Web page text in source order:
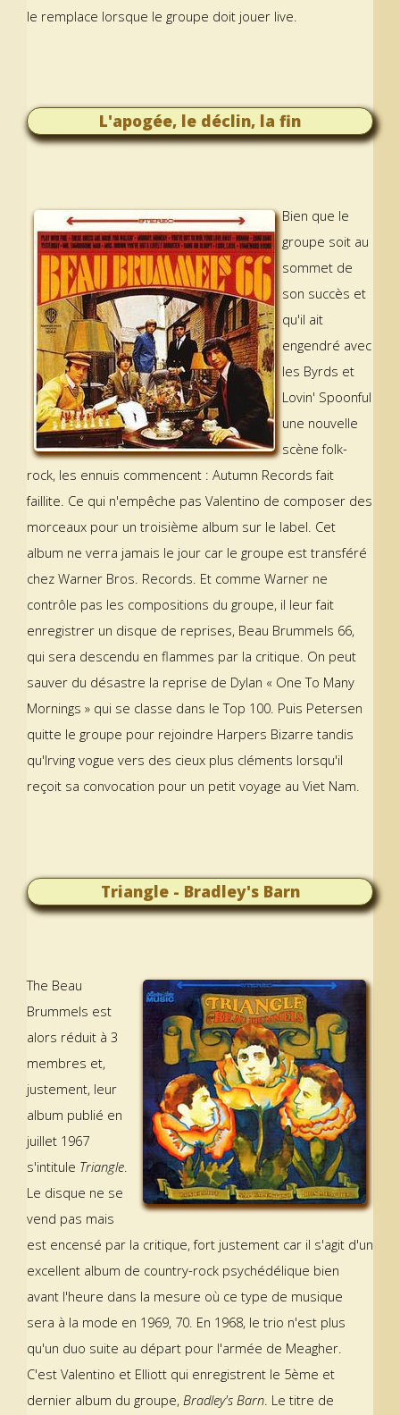
le remplace lorsque le groupe doit jouer live.
L'apogée, le déclin, la fin
Bien que le
groupe soit au
sommet de
son succès et
qu'il ait
engendré avec
les Byrds et
Lovin' Spoonful
une nouvelle
scène folk-
rock, les ennuis commencent : Autumn Records fait
faillite. Ce qui n'empêche pas Valentino de composer des
morceaux pour un troisième album sur le label. Cet
album ne verra jamais le jour car le groupe est transféré
chez Warner Bros. Records. Et comme Warner ne
contrôle pas les compositions du groupe, il leur fait
enregistrer un disque de reprises, Beau Brummels 66,
qui sera descendu en flammes par la critique. On peut
sauver du désastre la reprise de Dylan « One To Many
Mornings » qui se classe dans le Top 100. Puis Petersen
quitte le groupe pour rejoindre Harpers Bizarre tandis
qu'Irving vogue vers des cieux plus cléments lorsqu'il
reçoit sa convocation pour un petit voyage au Viet Nam.
Triangle - Bradley's Barn
The Beau
Brummels est
alors réduit à 3
membres et,
justement, leur
album publié en
juillet 1967
s'intitule Triangle.
Le disque ne se
vend pas mais
est encensé par la critique, fort justement car il s'agit d'un
excellent album de country-rock psychédélique bien
avant l'heure dans la mesure où ce type de musique
sera à la mode en 1969, 70. En 1968, le trio n'est plus
qu'un duo suite au départ pour l'armée de Meagher.
C'est Valentino et Elliott qui enregistrent le 5ème et
dernier album du groupe, Bradley's Barn. Le titre de